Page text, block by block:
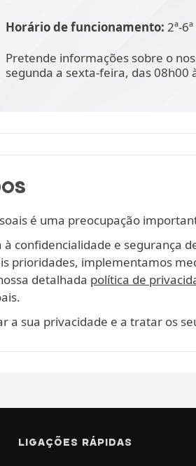
Horário de funcionamento: 2ª-
Pretende informações sobre o
segunda a sexta-feira, das 08h00
é uma preocupação
confidencialidade e segurança
prioridades, implementamos
detalhada política de
a sua privacidade e a tratar os
LIGAÇÕES RÁPIDAS